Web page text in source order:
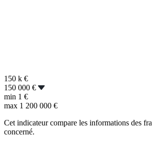
150 k €
150 000 €
min 1 €
max 1 200 000 €
Cet indicateur compare les informations des
concerné.